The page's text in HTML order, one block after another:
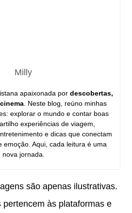
Milly
apaixonada por descobertas,
. Neste blog, reúno minhas
explorar o mundo e contar boas
experiências de viagem,
e dicas que conectam
emoção. Aqui, cada leitura é uma
nova jornada.
são apenas ilustrativas.
pertencem às plataformas e